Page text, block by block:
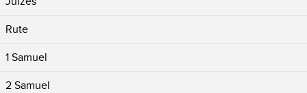
Rute
1 Samuel
2 Samuel